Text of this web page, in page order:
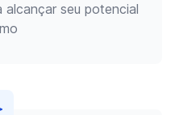
alcançar seu potencial